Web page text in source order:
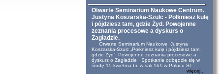
Otwarte Seminarium Naukowe Centrum.
Justyna Koszarska-Szulc - Połkniesz kulę
i pójdziesz tam, gdzie Żyd. Powojenne
zeznania procesowe a dyskurs o
Zagładzie.
Otwarte Seminarium Naukowe Justyna
Koszarska-Szulc „Połkniesz kulę i pójdziesz tam,
gdzie Żyd”. Powojenne zeznania procesowe a
dyskurs o Zagładzie Spotkanie odbędzie się w
środę 15 kwietnia br. w sali 161 w Pałacu St...
więcej...